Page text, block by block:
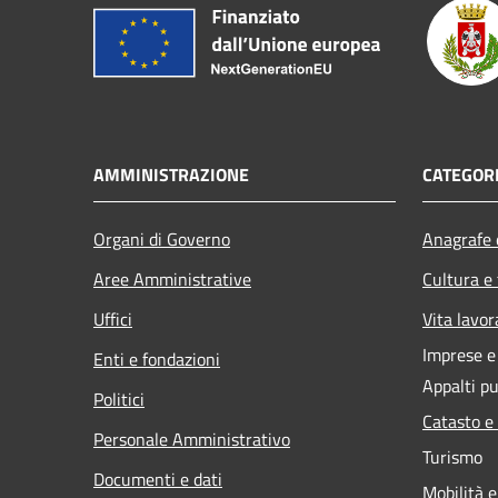
AMMINISTRAZIONE
Organi di Governo
Aree Amministrative
Uffici
Enti e fondazioni
Politici
Personale Amministrativo
Documenti e dati
Cultura
Vita
Imprese
Appalti
Catasto
Turismo